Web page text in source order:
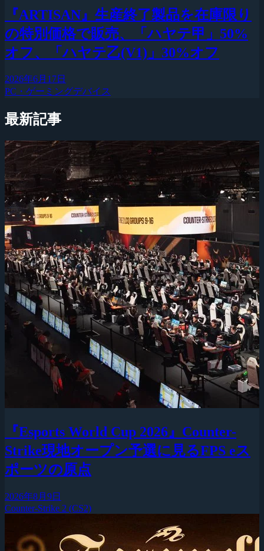
『ARTISAN』生産終了製品を在庫限り
の特別価格で販売、「ハヤテ甲」50%
オフ、「ハヤテ乙(V1)」30%オフ
2026年6月17日
PC・ゲーミングデバイス
最新記事
『Esports World Cup 2026』Counter-
Strike現地オープン予選に見るFPS eス
ポーツの原点
2026年8月9日
Counter-Strike 2 (CS2)